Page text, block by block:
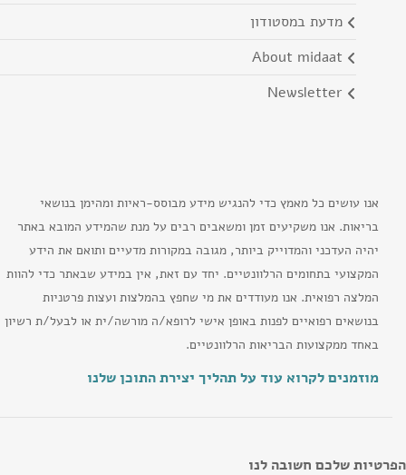
מדעת במסטודון
about midaat
newsletter
אנו עושים כל מאמץ כדי להנגיש מידע מבוסס-ראיות ומהימן בנושאי
בריאות. אנו משקיעים זמן ומשאבים רבים על מנת שהמידע המובא באתר
יהיה העדכני והמדוייק ביותר, מגובה במקורות מדעיים ותואם את הידע
המקצועי בתחומים הרלוונטיים. יחד עם זאת, אין במידע שבאתר כדי להוות
המלצה רפואית. אנו מעודדים את מי שחפץ בהמלצות ועצות פרטניות
בנושאים רפואיים לפנות באופן אישי לרופא/ה מורשה/ית או לבעל/ת רשיון
באחד ממקצועות הבריאות הרלוונטיים.
מוזמנים לקרוא עוד על תהליך יצירת התוכן שלנו
הפרטיות שלכם חשובה לנו